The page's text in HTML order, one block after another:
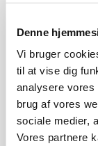
Denne
Vi bruger
til at vise dig
analysere vores
brug af vores
sociale medier,
Vores partnere
Leder til
Klimastald
9670,